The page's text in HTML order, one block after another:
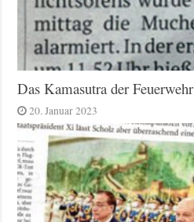
Das Kamasutra der Feuerwehr
20. Januar 2023